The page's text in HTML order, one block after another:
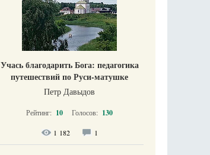
Учась благодарить Бога: педагогика
путешествий по Руси-матушке
Петр Давыдов
Рейтинг: 10 Голосов: 130
1 182 1